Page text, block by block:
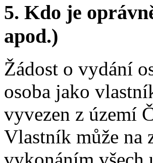
5. Kdo je
apod.)
Žádost o vydání
osoba jako
vyvezen z území
Vlastník může na